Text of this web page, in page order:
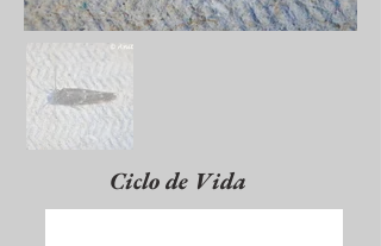
Ciclo de Vida